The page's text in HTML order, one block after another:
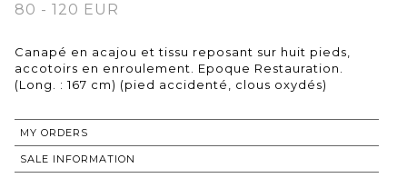
80 - 120 EUR
Canapé en acajou et tissu reposant sur huit pieds,
accotoirs en enroulement. Epoque Restauration.
(Long. : 167 cm) (pied accidenté, clous oxydés)
MY ORDERS
SALE INFORMATION